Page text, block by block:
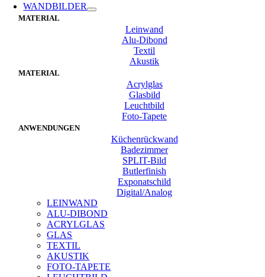
WANDBILDER
MATERIAL
Leinwand
Alu-Dibond
Textil
Akustik
MATERIAL
Acrylglas
Glasbild
Leuchtbild
Foto-Tapete
ANWENDUNGEN
Küchenrückwand
Badezimmer
SPLIT-Bild
Butlerfinish
Exponatschild
Digital/Analog
LEINWAND
ALU-DIBOND
ACRYLGLAS
GLAS
TEXTIL
AKUSTIK
FOTO-TAPETE